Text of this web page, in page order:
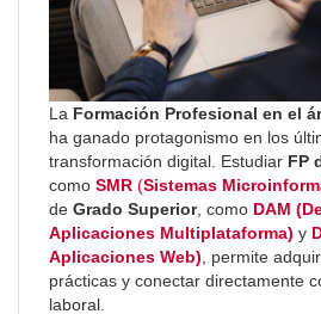
La Formación Profesional en el
ha ganado protagonismo en los
transformación digital. Estudiar FP
como SMR (Sistemas
de Grado Superior, como DAM
Aplicaciones Multiplataforma) y
Aplicaciones Web) , permite
prácticas y conectar directamente
laboral.